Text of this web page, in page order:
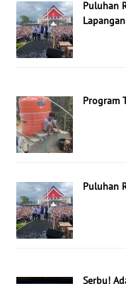
Puluhan
Program
Puluhan
Serbu!